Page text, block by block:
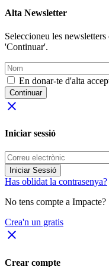
Alta Newsletter
Seleccioneu les
'Continuar'.
En donar-te d'alta
Continuar
close
Iniciar sessió
Iniciar Sessió
Has oblidat la contrasenya?
No tens compte a Impacte?
Crea'n un gratis
close
Crear compte